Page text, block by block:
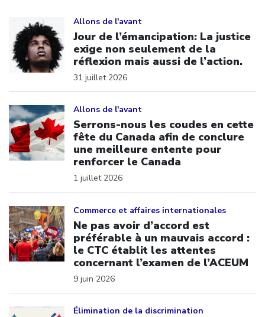
Allons de l'avant
Jour de l’émancipation: La justice
exige non seulement de la
réflexion mais aussi de l’action.
31 juillet 2026
Allons de l'avant
Serrons-nous les coudes en cette
fête du Canada afin de conclure
une meilleure entente pour
renforcer le Canada
1 juillet 2026
Commerce et affaires internationales
Ne pas avoir d’accord est
préférable à un mauvais accord :
le CTC établit les attentes
concernant l’examen de l’ACEUM
9 juin 2026
Élimination de la discrimination